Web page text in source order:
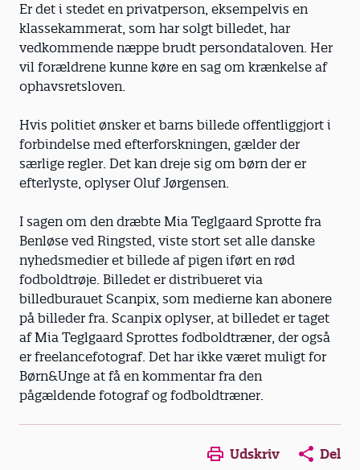
Er det i stedet en privatperson, eksempelvis en
klassekammerat, som har solgt billedet, har
vedkommende næppe brudt persondataloven. Her
vil forældrene kunne køre en sag om krænkelse af
ophavsretsloven.
Hvis politiet ønsker et barns billede offentliggjort i
forbindelse med efterforskningen, gælder der
særlige regler. Det kan dreje sig om børn der er
efterlyste, oplyser Oluf Jørgensen.
I sagen om den dræbte Mia Teglgaard Sprotte fra
Benløse ved Ringsted, viste stort set alle danske
nyhedsmedier et billede af pigen iført en rød
fodboldtrøje. Billedet er distribueret via
billedburauet Scanpix, som medierne kan abonere
på billeder fra. Scanpix oplyser, at billedet er taget
af Mia Teglgaard Sprottes fodboldtræner, der også
er freelancefotograf. Det har ikke været muligt for
Børn&Unge at få en kommentar fra den
pågældende fotograf og fodboldtræner.
Opens in a new window
Opens in a new
Opens in
Udskriv Del